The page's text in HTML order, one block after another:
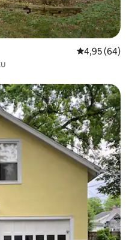
Prosječna
4,95 (64)